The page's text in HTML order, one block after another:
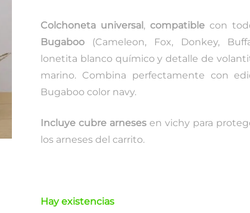
Colchoneta universal, compatible con
Bugaboo (Cameleon, Fox, Donkey,
lonetita blanco químico y detalle de
marino. Combina perfectamente con
Bugaboo color navy.
Incluye cubre arneses en vichy para
los arneses del carrito.
Hay existencias